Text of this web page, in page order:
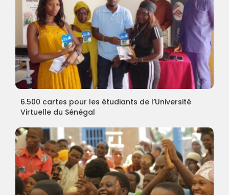
6.500 cartes pour les étudiants de l’Université
Virtuelle du Sénégal